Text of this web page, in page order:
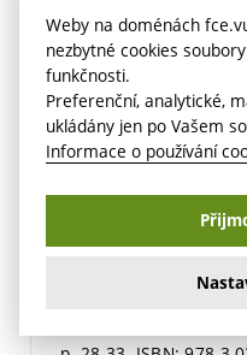
blast furnace slag by
JUNIOR EUROMAT
abstracts. 1.
Science, 2018.p. 80.
Detail
KOCÁB, D.; BÍLEK, V.;
KUCHARCZYKOVÁ, B.;
Shrinkage-Reducing
Internal Structure of
Testing of the
Weby na doménách
nezbytné cookies
funkčnosti.
Preferenční, analytické,
ukládány jen po Vašem
Informace o používání